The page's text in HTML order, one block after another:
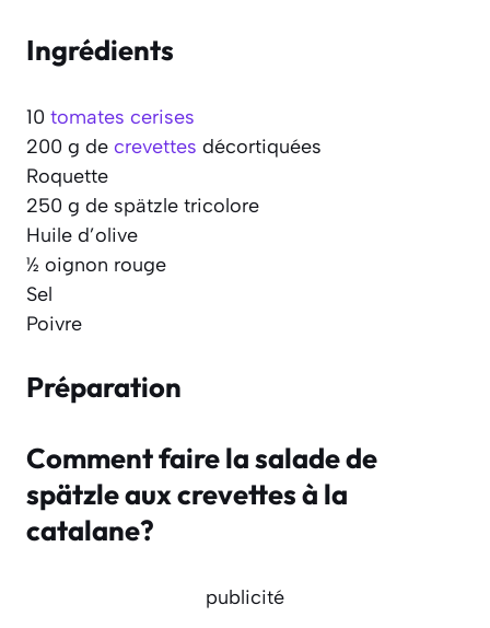
Ingrédients
10 tomates cerises
200 g de crevettes décortiquées
Roquette
250 g de spätzle tricolore
Huile d’olive
½ oignon rouge
Sel
Poivre
Préparation
Comment faire la salade de
spätzle aux crevettes à la
catalane?
publicité